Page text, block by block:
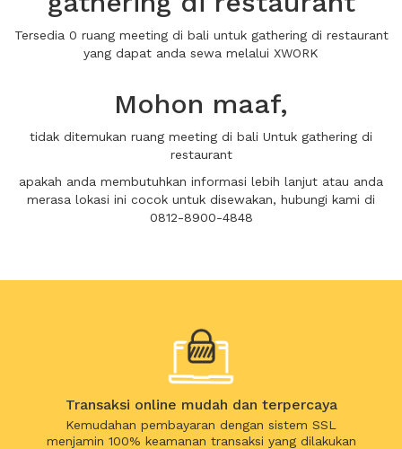
Tersedia 0 ruang meeting di bali untuk gathering di restaurant
yang dapat anda sewa melalui XWORK
Mohon maaf,
tidak ditemukan ruang meeting di bali Untuk gathering di
restaurant
apakah anda membutuhkan informasi lebih lanjut atau anda
merasa lokasi ini cocok untuk disewakan, hubungi kami di
0812-8900-4848
Transaksi online mudah dan terpercaya
Kemudahan pembayaran dengan sistem SSL
menjamin 100% keamanan transaksi yang dilakukan